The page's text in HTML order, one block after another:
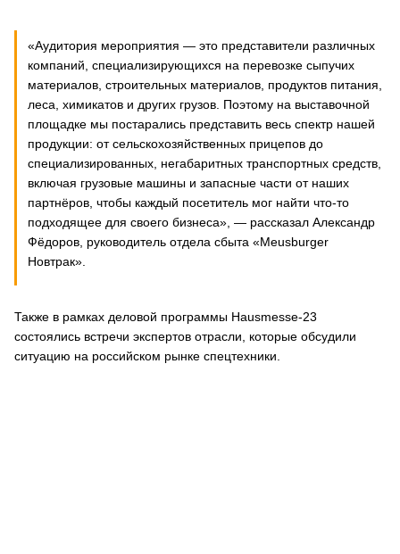
«Аудитория мероприятия — это представители различных
компаний, специализирующихся на перевозке сыпучих
материалов, строительных материалов, продуктов питания,
леса, химикатов и других грузов. Поэтому на выставочной
площадке мы постарались представить весь спектр нашей
продукции: от сельскохозяйственных прицепов до
специализированных, негабаритных транспортных средств,
включая грузовые машины и запасные части от наших
партнёров, чтобы каждый посетитель мог найти что-то
подходящее для своего бизнеса», — рассказал Александр
Фёдоров, руководитель отдела сбыта «Meusburger
Новтрак».
Также в рамках деловой программы Hausmesse-23
состоялись встречи экспертов отрасли, которые обсудили
ситуацию на российском рынке спецтехники.